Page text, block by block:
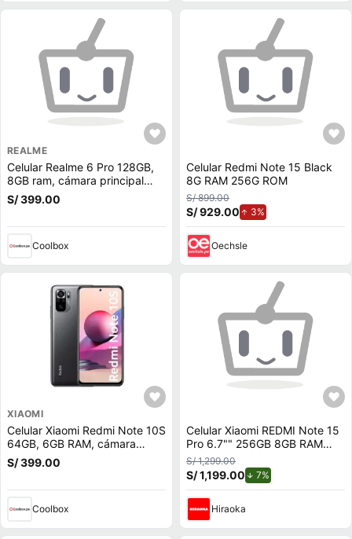
REALME
Celular Realme 6 Pro 128GB,
8GB ram, cámara principal
64MP + 12MP + 8MP + 2MP,
frontal 16 + 8MP, 6.6"",
S/ 399.00
Coolbox
Celular Redmi Note 15 Black
8G RAM 256G ROM
S/ 899.00
S/ 929.00 3%
Oechsle
XIAOMI
Celular Xiaomi Redmi Note 10S
64GB, 6GB RAM, cámara
trasera 64MP y frontal 13MP,
6.43"", gris
S/ 399.00
Coolbox
Celular Xiaomi REDMI Note 15
Pro 6.7"" 256GB 8GB RAM
Gris Titanio
S/ 1,299.00
S/ 1,199.00 7%
Hiraoka